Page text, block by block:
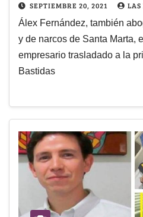
SEPTIEMBRE 20, 2021 LAS
Álex Fernández, también
y de narcos de Santa Marta,
empresario trasladado a la
Bastidas